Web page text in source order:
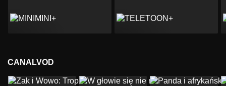
CANALVOD